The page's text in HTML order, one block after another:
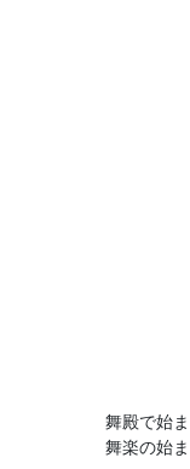
舞殿で始
舞楽の始